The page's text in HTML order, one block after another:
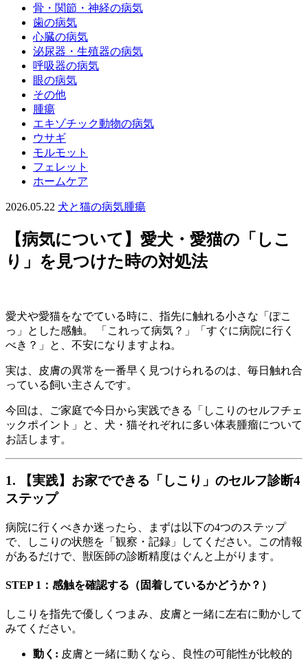
骨・関節・神経の病気
歯の病気
心臓の病気
泌尿器・生殖器の病気
呼吸器の病気
眼の病気
その他
腫瘍
エキゾチック動物の病気
ウサギ
モルモット
フェレット
ホームケア
2026.05.22 犬と猫の病気腫瘍
【病気について】愛犬・愛猫の「しこ
り」を見つけた時の対処法
愛犬や愛猫をなでている時に、指先に触れる小さな「ぽこ
っ」とした感触。 「これって病気？」「すぐに病院に行く
べき？」と、不安になりますよね。
実は、皮膚の異常を一番早く見つけられるのは、毎日触れ合
っている飼い主さんです。
今回は、ご家庭で今日から実践できる「しこりのセルフチェ
ックポイント」と、犬・猫それぞれに多い体表腫瘤について
お話します。
1. 【実践】お家でできる「しこり」のセルフ診断4
ステップ
病院に行くべきか迷ったら、まずは以下の4つのステップ
で、しこりの状態を「観察・記録」してください。この情報
があるだけで、獣医師の診断精度はぐんと上がります。
STEP 1：感触を確認する（固着しているかどうか？）
しこりを指先で優しくつまみ、皮膚と一緒に左右に動かして
みてください。
動く: 皮膚と一緒に動くなら、良性の可能性が比較的